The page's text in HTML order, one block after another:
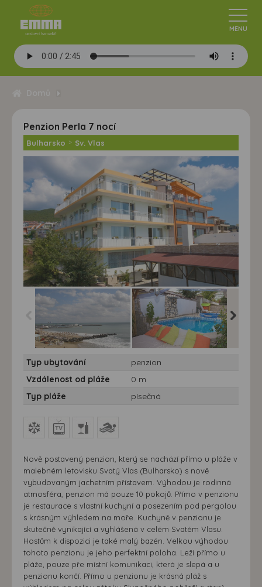
Penzion Perla 7 nocí
Bulharsko > Sv. Vlas
Bulharsko - Sv. Vlas,
Penzion Perla
Bulharsko - Sv. Vlas,
Penzion Perla
Typ ubytování
penzion
Vzdálenost od pláže
0 m
Typ pláže
písečná
Nově postavený penzion, který se nachází přímo u pláže v
malebném letovisku Svatý Vlas (Bulharsko) s nově
vybudovaným jachetním přístavem. Výhodou je rodinná
atmosféra, penzion má pouze 10 pokojů. Přímo v penzionu
je restaurace s vlastní kuchyní a posezením pod pergolou
s krásným výhledem na moře. Kuchyně v penzionu je
skutečně vynikající a vyhlášená v celém Svatém Vlasu.
Hostům k dispozici je také malý bazén. Velkou výhodou
tohoto penzionu je jeho perfektní poloha. Leží přímo u
pláže, pouze pře místní komunikaci, která je slepá a u
penzionu končí. Přímo u penzionu je krásná pláž s